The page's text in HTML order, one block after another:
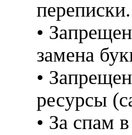
переписки.
•
замена
•
ресурсы
• За спам